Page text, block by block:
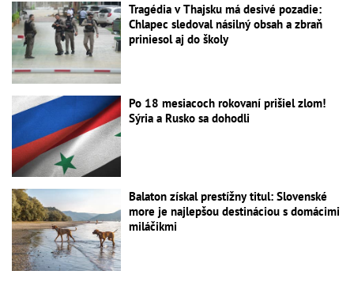
Tragédia v Thajsku má desivé pozadie:
Chlapec sledoval násilný obsah a zbraň
priniesol aj do školy
Po 18 mesiacoch rokovaní prišiel zlom!
Sýria a Rusko sa dohodli
Balaton získal prestížny titul: Slovenské
more je najlepšou destináciou s domácimi
miláčikmi